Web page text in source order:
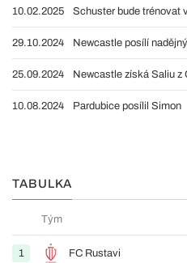
10.02.2025 Schuster bude trénovat
29.10.2024 Newcastle posílí
25.09.2024 Newcastle získá Saliu z
10.08.2024 Pardubice posílil Simon
TABULKA
Tým
1 FC Rustavi